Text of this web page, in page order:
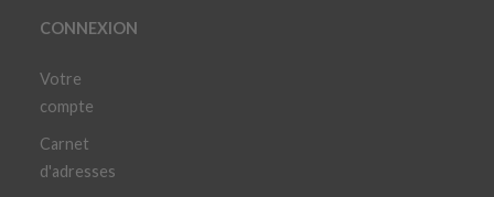
CONNEXION
Votre
compte
Carnet
d'adresses